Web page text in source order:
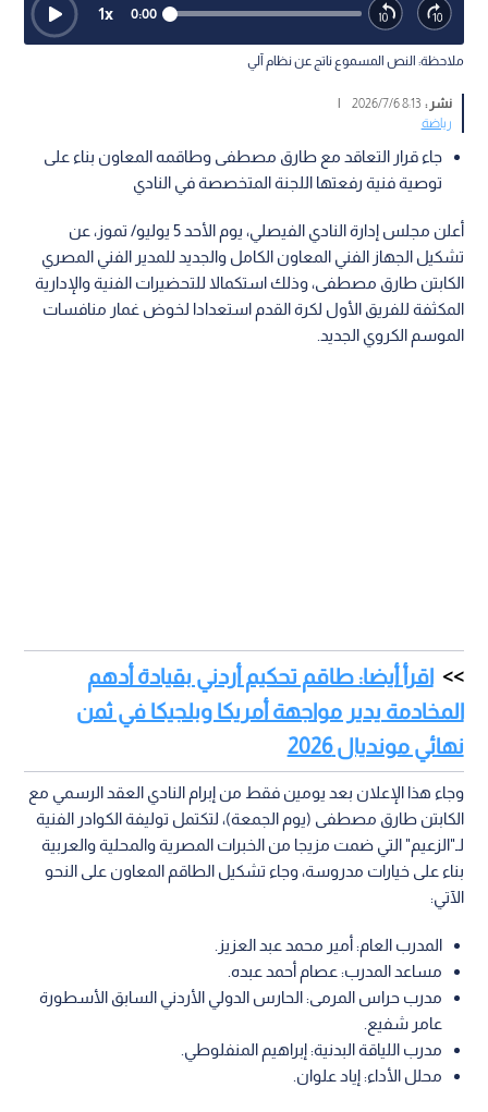
0:00
1x
ملاحظة: النص المسموع ناتج عن نظام آلي
نشر :8:13 2026/7/6
|
رياضة
جاء قرار التعاقد مع طارق مصطفى وطاقمه المعاون بناء على
توصية فنية رفعتها اللجنة المتخصصة في النادي
أعلن مجلس إدارة النادي الفيصلي، يوم الأحد 5 يوليو/ تموز، عن
تشكيل الجهاز الفني المعاون الكامل والجديد للمدير الفني المصري
الكابتن طارق مصطفى، وذلك استكمالا للتحضيرات الفنية والإدارية
المكثفة للفريق الأول لكرة القدم استعدادا لخوض غمار منافسات
الموسم الكروي الجديد.
اقرأ أيضا: طاقم تحكيم أردني بقيادة أدهم
المخادمة يدير مواجهة أمريكا وبلجيكا في ثمن
نهائي مونديال 2026
وجاء هذا الإعلان بعد يومين فقط من إبرام النادي العقد الرسمي مع
الكابتن طارق مصطفى (يوم الجمعة)، لتكتمل توليفة الكوادر الفنية
لـ"الزعيم" التي ضمت مزيجا من الخبرات المصرية والمحلية والعربية
بناء على خيارات مدروسة، وجاء تشكيل الطاقم المعاون على النحو
الآتي:
المدرب العام: أمير محمد عبد العزيز.
مساعد المدرب: عصام أحمد عبده.
مدرب حراس المرمى: الحارس الدولي الأردني السابق الأسطورة
عامر شفيع.
مدرب اللياقة البدنية: إبراهيم المنفلوطي.
محلل الأداء: إياد علوان.